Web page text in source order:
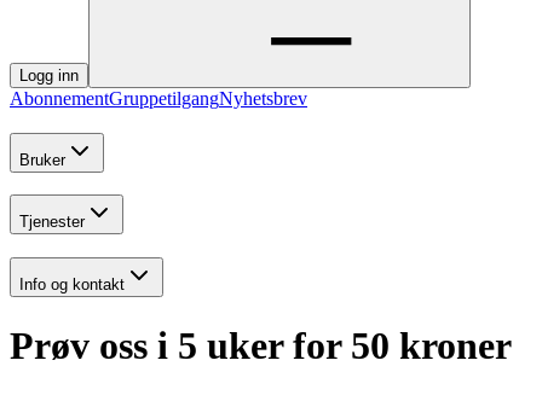
Logg inn
AbonnementGruppetilgangNyhetsbrev
Bruker
Tjenester
Info og kontakt
Prøv oss i 5 uker for 50 kroner